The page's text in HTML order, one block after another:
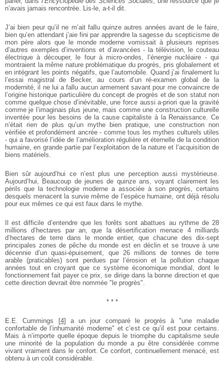
n’avais jamais rencontrée. Lis-le, a-t-il dit.
J’ai bien peur qu’il ne m’ait fallu quinze autres années avant de le faire,
bien qu’en attendant j’aie fini par apprendre la sagesse du scepticisme de
mon père alors que le monde moderne vomissait à plusieurs reprises
d’autres exemples d’inventions et d’avancées - la télévision, le couteau
électrique à découper, le four à micro-ondes, l’énergie nucléaire - qui
montraient la même nature problématique du progrès, pris globalement et
en intégrant les points négatifs, que l’automobile. Quand j’ai finalement lu
l’essai magistral de Becker, au cours d’un ré-examen global de la
modernité, il ne lui a fallu aucun armement savant pour me convaincre de
l’origine historique particulière du concept de progrès et de son statut non
comme quelque chose d’inévitable, une force aussi a-priori que la gravité
comme je l’imaginais plus jeune, mais comme une construction culturelle
inventée pour les besoins de la cause capitaliste à la Renaissance. Ce
n’était rien de plus qu’un mythe bien pratique, une construction non
vérifiée et profondément ancrée - comme tous les mythes culturels utiles
- qui a favorisé l’idée de l’amélioration régulière et éternelle de la condition
humaine, en grande partie par l’exploitation de la nature et l’acquisition de
biens matériels.
Bien sûr aujourd’hui ce n’est plus une perception aussi mystérieuse.
Aujourd’hui, Beaucoup de jeunes de quinze ans, voyant clairement les
périls que la technologie moderne a associée à son progrès, certains
desquels menacent la survie même de l’espèce humaine, ont déjà résolu
pour eux mêmes ce qui est faux dans le mythe.
Il est difficile d’entendre que les forêts sont abattues au rythme de 28
millions d’hectares par an, que la désertification menace 4 milliards
d’hectares de terre dans le monde entier, que chacune des dix-sept
principales zones de pêche du monde est en déclin et se trouve à une
décennie d’un quasi-épuisement, que 26 millions de tonnes de terre
arable (praticables) sont perdues par l’érosion et la pollution chaque
années tout en croyant que ce système économique mondial, dont le
fonctionnement fait payer ce prix, se dirige dans la bonne direction et que
cette direction devrait être nommée "le progrès".
* * *
E.E. Cummings [4]
a un jour comparé le progrès à "une maladie
confortable de l’inhumanité moderne" et c’est ce qu’il est pour certains.
Mais à n’importe quelle époque depuis le triomphe du capitalisme seule
une minorité de la population du monde a pu être considérée comme
vivant vraiment dans le confort. Ce confort, continuellement menacé, est
obtenu à un coût considérable.